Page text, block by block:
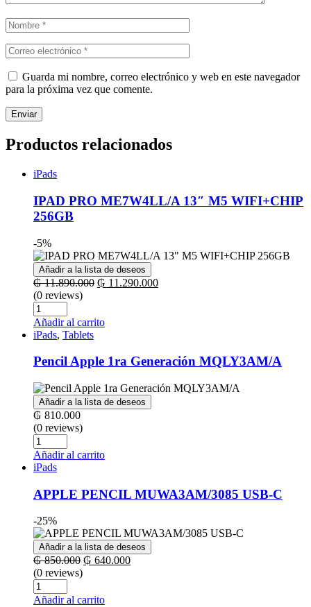
Guarda mi nombre, correo electrónico y web en este navegador
para la próxima vez que comente.
Productos relacionados
iPads
IPAD PRO ME7W4LL/A 13″ M5 WIFI+CHIP
256GB
-5%
Añadir a la lista de deseos
₲11.890.000 El
era:
₲ 11.290.000El
(0 reviews)
Cantidad
Añadir al carrito
iPads, Tablets
Pencil Apple 1ra Generación MQLY3AM/A
Añadir a la lista de deseos
₲ 810.000
(0 reviews)
Cantidad
Añadir al carrito
iPads
APPLE PENCIL MUWA3AM/3085 USB-C
-25%
Añadir a la lista de deseos
₲850.000 El
era:
₲ 640.000El
(0 reviews)
Cantidad
Añadir al carrito